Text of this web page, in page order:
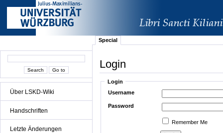
Über LSKD-Wiki
Handschriften
Letzte Änderungen
Special
Login
Login
Username
Password
Remember Me